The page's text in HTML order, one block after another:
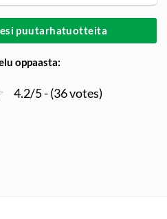
puutarhatuotteita
oppaasta:
4.2/5 - (36 votes)